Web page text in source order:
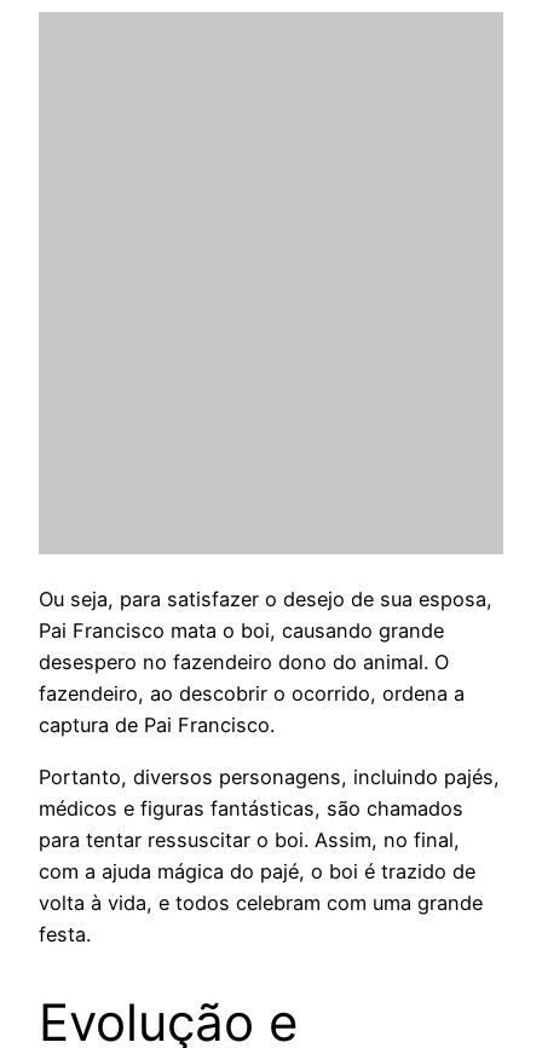
Ou seja, para satisfazer o desejo de sua esposa,
Pai Francisco mata o boi, causando grande
desespero no fazendeiro dono do animal. O
fazendeiro, ao descobrir o ocorrido, ordena a
captura de Pai Francisco.
Portanto, diversos personagens, incluindo pajés,
médicos e figuras fantásticas, são chamados
para tentar ressuscitar o boi. Assim, no final,
com a ajuda mágica do pajé, o boi é trazido de
volta à vida, e todos celebram com uma grande
festa.
Evolução e